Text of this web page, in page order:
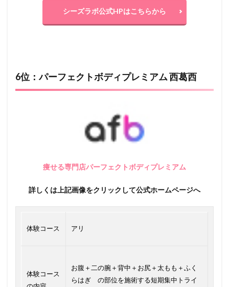
シーズラボ公式HPはこちらから
6位：パーフェクトボディプレミアム 西葛西
痩せる専門店パーフェクトボディプレミアム
詳しくは上記画像をクリックして公式ホームページへ
体験コース アリ
体験コース
お腹＋二の腕＋背中＋お尻＋太もも＋ふく
らはぎ の部位を施術する短期集中トライ